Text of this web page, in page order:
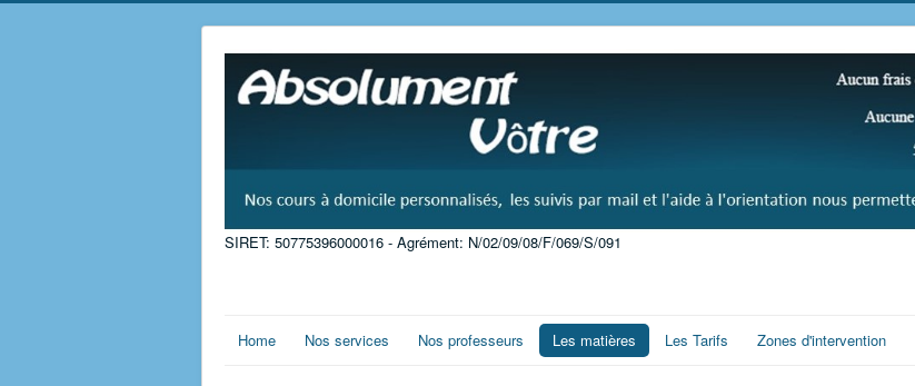
SIRET: 50775396000016 - Agrément: N/02/09/08/F/069/S/091
Home Nos services Nos professeurs Les matières Les Tarifs Zones d'intervention